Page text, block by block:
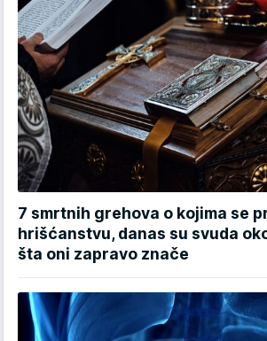
7 smrtnih grehova o kojima se
hrišćanstvu, danas su svuda
šta oni zapravo znače